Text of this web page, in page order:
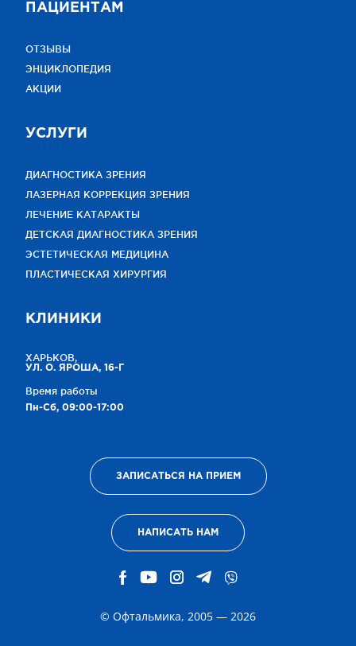
ПАЦИЕНТАМ
ОТЗЫВЫ
ЭНЦИКЛОПЕДИЯ
АКЦИИ
УСЛУГИ
ДИАГНОСТИКА ЗРЕНИЯ
ЛАЗЕРНАЯ КОРРЕКЦИЯ ЗРЕНИЯ
ЛЕЧЕНИЕ КАТАРАКТЫ
ДЕТСКАЯ ДИАГНОСТИКА ЗРЕНИЯ
ЭСТЕТИЧЕСКАЯ МЕДИЦИНА
ПЛАСТИЧЕСКАЯ ХИРУРГИЯ
КЛИНИКИ
ХАРЬКОВ,
УЛ. О. ЯРОША, 16-Г
Время работы
Пн-Сб, 09:00-17:00
ЗАПИСАТЬСЯ НА ПРИЕМ
НАПИСАТЬ НАМ
© Офтальмика, 2005 — 2026